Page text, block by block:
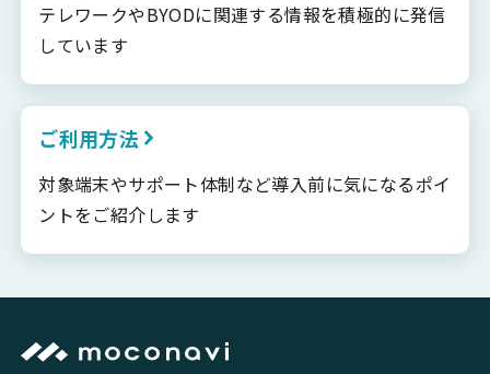
テレワークやBYODに関連する情報を積極的に発信
しています
ご利用方法
対象端末やサポート体制など導入前に気になるポイ
ントをご紹介します